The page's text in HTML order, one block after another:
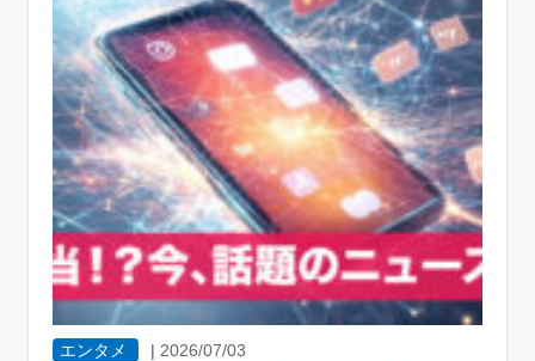
エンタメ | 2026/07/03